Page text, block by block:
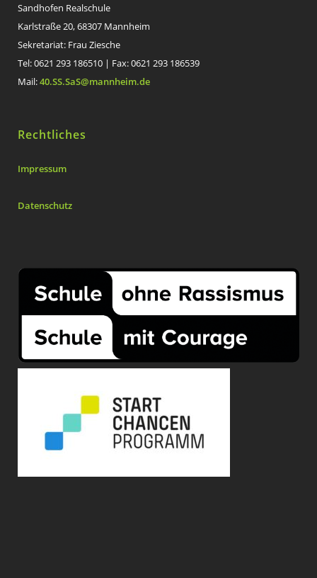
Sandhofen Realschule
Karlstraße 20, 68307 Mannheim
Sekretariat: Frau Ziesche
Tel: 0621 293 186510 | Fax: 0621 293 186539
Mail:40.SS.SaS@mannheim.de
Rechtliches
Impressum
Datenschutz